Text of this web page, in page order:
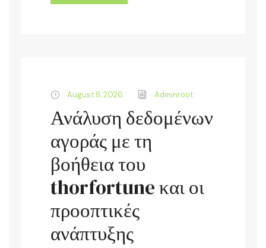
August 8, 2026 Adminroot
Ανάλυση δεδομένων
αγοράς με τη
βοήθεια του
thorfortune και οι
προοπτικές
ανάπτυξης